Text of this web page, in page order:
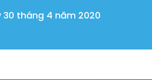
30 tháng 4 năm 2020